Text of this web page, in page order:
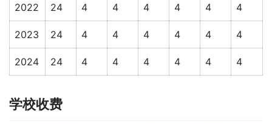
2022 24 4 4 4 4 4 4
2023 24 4 4 4 4 4 4
2024 24 4 4 4 4 4 4
学校收费